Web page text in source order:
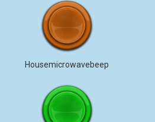
Housemicrowavebeep